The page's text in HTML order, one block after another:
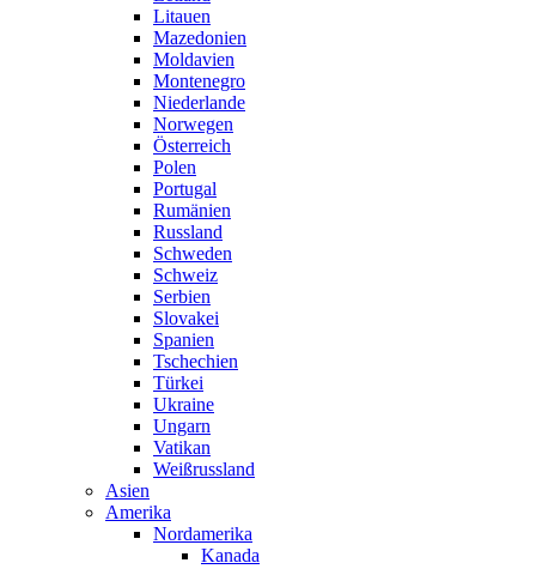
Litauen
Mazedonien
Moldavien
Montenegro
Niederlande
Norwegen
Österreich
Polen
Portugal
Rumänien
Russland
Schweden
Schweiz
Serbien
Slovakei
Spanien
Tschechien
Türkei
Ukraine
Ungarn
Vatikan
Weißrussland
Asien
Amerika
Nordamerika
Kanada